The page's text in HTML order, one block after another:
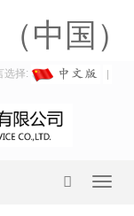
中国）
选择: